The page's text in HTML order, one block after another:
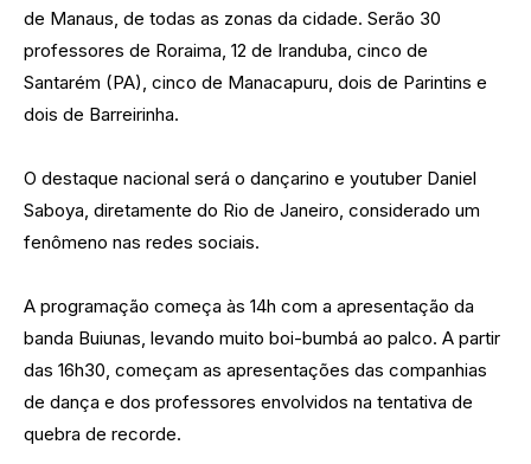
de Manaus, de todas as zonas da cidade. Serão 30
professores de Roraima, 12 de Iranduba, cinco de
Santarém (PA), cinco de Manacapuru, dois de Parintins e
dois de Barreirinha.
O destaque nacional será o dançarino e youtuber Daniel
Saboya, diretamente do Rio de Janeiro, considerado um
fenômeno nas redes sociais.
A programação começa às 14h com a apresentação da
banda Buiunas, levando muito boi-bumbá ao palco. A partir
das 16h30, começam as apresentações das companhias
de dança e dos professores envolvidos na tentativa de
quebra de recorde.